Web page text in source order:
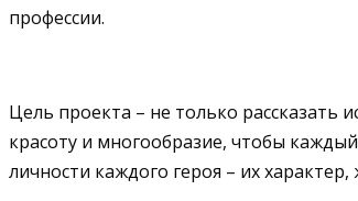
профессии.
Цель проекта – не только рассказать
красоту и многообразие, чтобы
личности каждого героя – их